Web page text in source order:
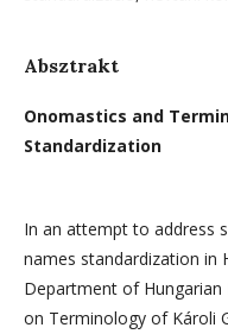
Absztrakt
Onomastics and
Standardization
In an attempt to address
names standardization in
Department of Hungarian
on Terminology of Károli